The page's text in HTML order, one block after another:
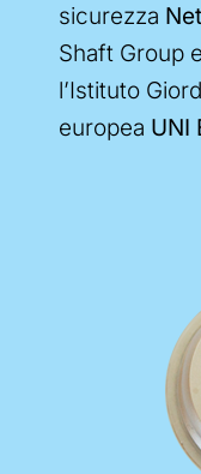
sicurezza
Shaft Group
l’Istituto
europea UNI